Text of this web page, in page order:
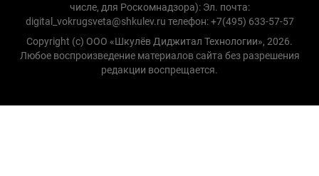
числе, для Роскомнадзора): Эл. почта:
digital_vokrugsveta@shkulev.ru телефон: +7(495) 633-57-57
Copyright (с) ООО «Шкулёв Диджитал Технологии», 2026.
Любое воспроизведение материалов сайта без разрешения
редакции воспрещается.